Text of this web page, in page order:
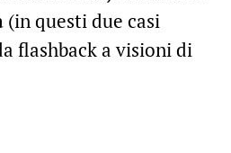
(in questi due casi
flashback a visioni di